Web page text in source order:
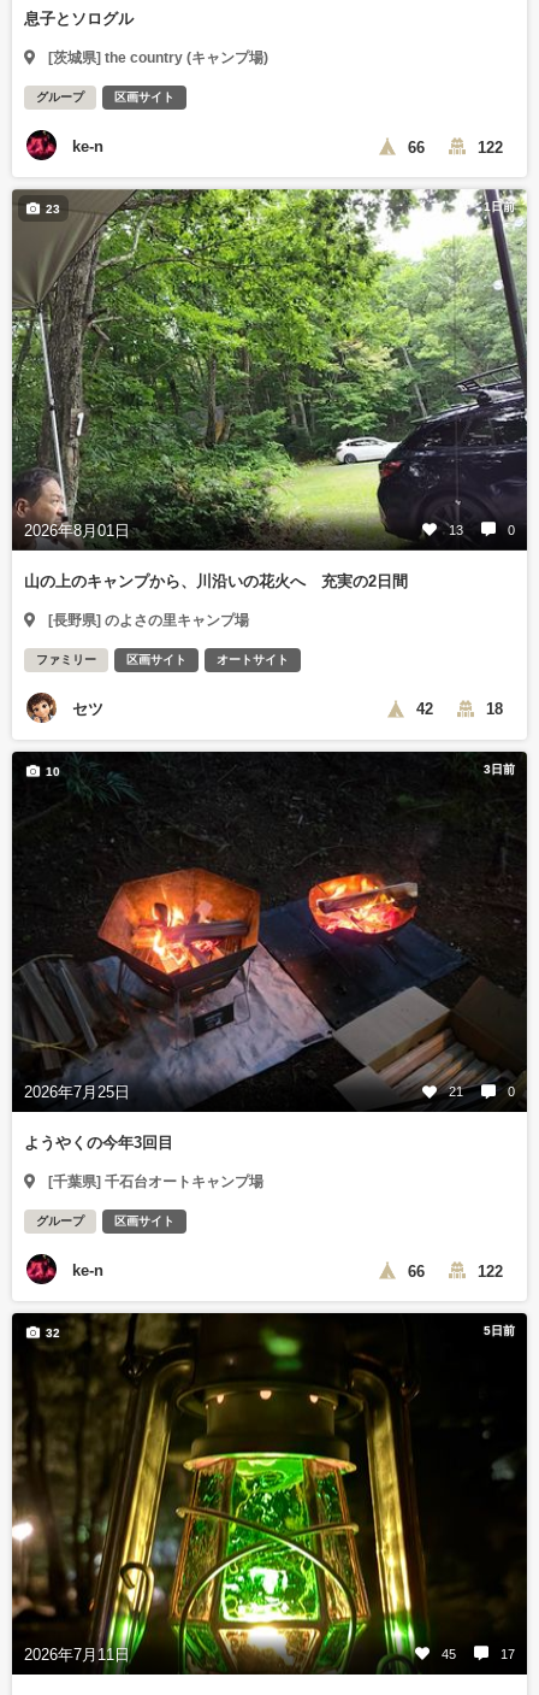
息子とソログル
[茨城県] the country (キャンプ場)
グループ 区画サイト
ke-n 66 122
1日前
2026年8月01日 13 0
23
山の上のキャンプから、川沿いの花火へ 充実の2日間
[長野県] のよさの里キャンプ場
ファミリー 区画サイト オートサイト
セツ 42 18
3日前
2026年7月25日 21 0
10
ようやくの今年3回目
[千葉県] 千石台オートキャンプ場
グループ 区画サイト
ke-n 66 122
5日前
2026年7月11日 45 17
32